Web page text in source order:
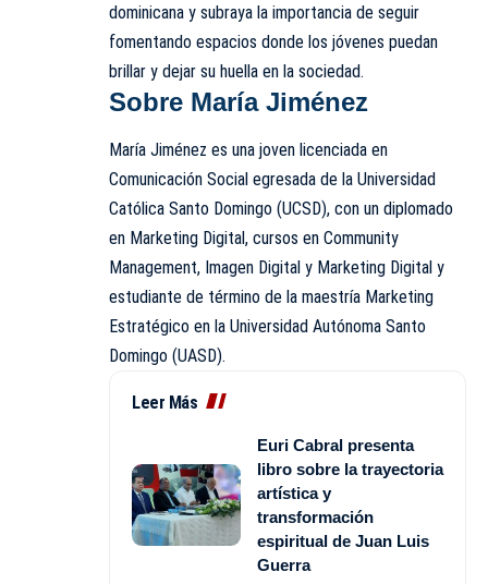
dominicana y subraya la importancia de seguir
fomentando espacios donde los jóvenes puedan
brillar y dejar su huella en la sociedad.
Sobre María Jiménez
María Jiménez es una joven licenciada en
Comunicación Social egresada de la Universidad
Católica Santo Domingo (UCSD), con un diplomado
en Marketing Digital, cursos en Community
Management, Imagen Digital y Marketing Digital y
estudiante de término de la maestría Marketing
Estratégico en la Universidad Autónoma Santo
Domingo (UASD).
Leer Más
Euri Cabral presenta
libro sobre la trayectoria
artística y
transformación
espiritual de Juan Luis
Guerra